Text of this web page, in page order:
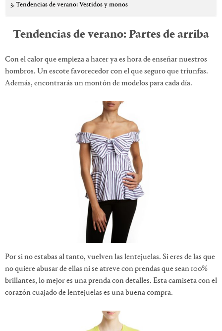
Tendencias de verano: Vestidos y monos
Tendencias de verano: Partes de arriba
Con el calor que empieza a hacer ya es hora de enseñar nuestros
hombros. Un escote favorecedor con el que seguro que triunfas.
Además, encontrarás un montón de modelos para cada día.
Por si no estabas al tanto, vuelven las lentejuelas. Si eres de las que
no quiere abusar de ellas ni se atreve con prendas que sean 100%
brillantes, lo mejor es una prenda con detalles. Esta camiseta con el
corazón cuajado de lentejuelas es una buena compra.